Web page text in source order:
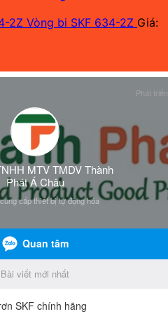
Vòng bi SKF 634-2Z Giá: